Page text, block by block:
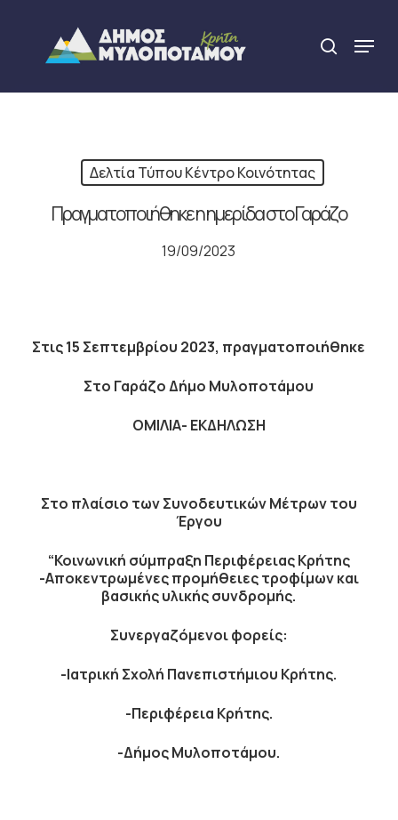
content
search
Menu
Δελτία Τύπου Κέντρο Κοινότητας
Πραγματοποιήθηκε η ημερίδα στο Γαράζο
19/09/2023
Στις 15 Σεπτεμβρίου 2023, πραγματοποιήθηκε
Στο Γαράζο Δήμο Μυλοποτάμου
ΟΜΙΛΙΑ- ΕΚΔΗΛΩΣΗ
Στο πλαίσιο των Συνοδευτικών Μέτρων του
Έργου
“Κοινωνική σύμπραξη Περιφέρειας Κρήτης
-Αποκεντρωμένες προμήθειες τροφίμων και
βασικής υλικής συνδρομής.
Συνεργαζόμενοι φορείς:
-Ιατρική Σχολή Πανεπιστήμιου Κρήτης.
-Περιφέρεια Κρήτης.
-Δήμος Μυλοποτάμου.
Close